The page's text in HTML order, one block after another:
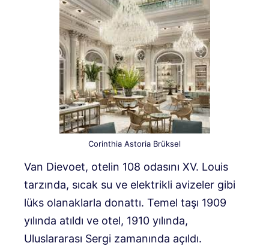
Corinthia Astoria Brüksel
Van Dievoet, otelin 108 odasını XV. Louis
tarzında, sıcak su ve elektrikli avizeler gibi
lüks olanaklarla donattı. Temel taşı 1909
yılında atıldı ve otel, 1910 yılında,
Uluslararası Sergi zamanında açıldı.